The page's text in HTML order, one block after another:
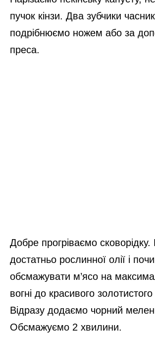
пучок кінзи. Два зубчики
подрібнюємо ножем або за
преса.
Добре прогріваємо
достатньо рослинної олії і
обсмажувати м’ясо на
вогні до красивого
Відразу додаємо чорний
Обсмажуємо 2 хвилини.